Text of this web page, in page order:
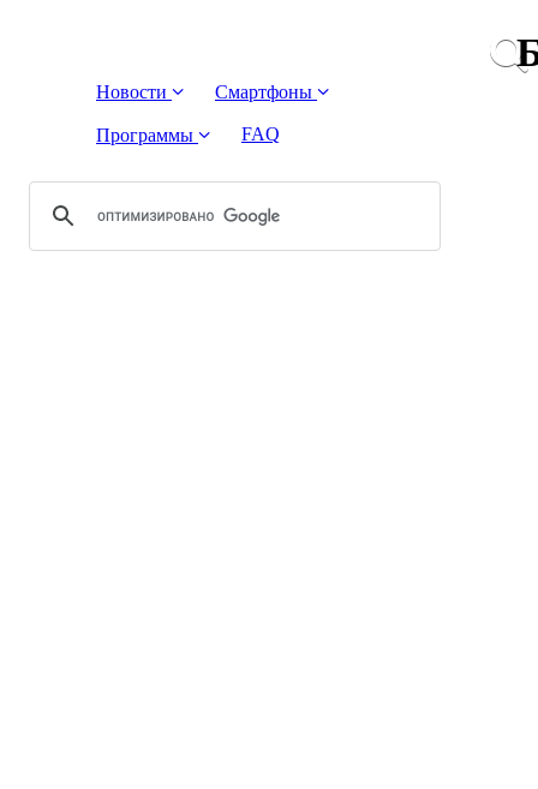
Новости Смартфоны
Программы FAQ